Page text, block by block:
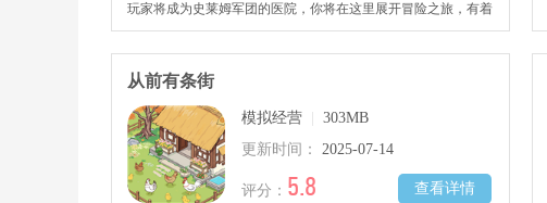
玩家将成为史莱姆军团的医院，你将在这里展开冒险之旅，有着
许多有趣的关卡等各位前来挑战，同时你需要和其他史莱姆伙伴
进行合作。
从前有条街
模拟经营
303MB
更新时间：
2025-07-14
查看详情
评分： 5.8